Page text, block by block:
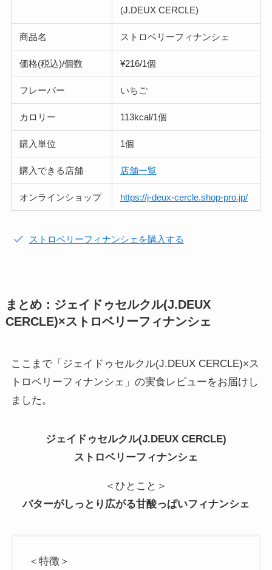
(J.DEUX CERCLE)
商品名 ストロベリーフィナンシェ
価格(税込)/個数 ¥216/1個
フレーバー いちご
カロリー 113kcal/1個
購入単位 1個
購入できる店舗 店舗一覧
オンラインショップ https://j-deux-cercle.shop-pro.jp/
ストロベリーフィナンシェを購入する
まとめ：ジェイドゥセルクル(J.DEUX
CERCLE)×ストロベリーフィナンシェ
ここまで「ジェイドゥセルクル(J.DEUX CERCLE)×ス
トロベリーフィナンシェ」の実食レビューをお届けし
ました。
ジェイドゥセルクル(J.DEUX CERCLE)
ストロベリーフィナンシェ
＜ひとこと＞
バターがしっとり広がる甘酸っぱいフィナンシェ
＜特徴＞